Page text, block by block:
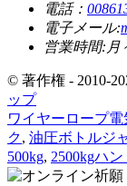
電話：
電子メール:
営業時間:月
© 著作権 - 2010-
ップ
ワイヤーロープ電
ク, 油圧ボトルジ
500kg, 2500kgハ